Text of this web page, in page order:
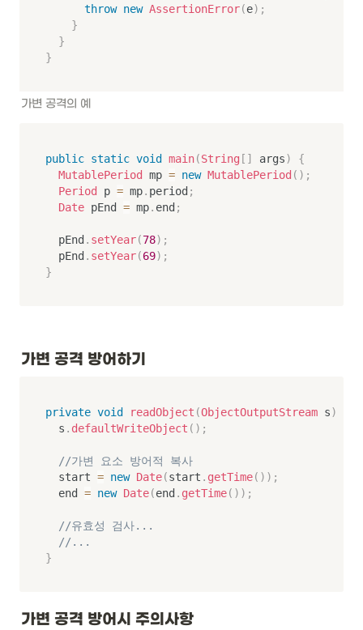
throw new AssertionError(e) ;
}
}
}
가변 공격의 예
public static void main(String [ ] args)
{
MutablePeriod
mp = new MutablePeriod ( ) ;
Period
p = mp. period ;
Date pEnd = mp. end ;
	pEnd
. setYear(78) ;
	pEnd
. setYear(69) ;
}
가변 공격 방어하기
private void readObject (ObjectOutputStream s)
	s
. defaultWriteObject ( ) ;
//가변 요소 방어적 복사
	start
= new Date(start . getTime( ) ) ;
	end
= new Date(end . getTime( ) ) ;
//유효성 검사...
//...
}
가변 공격 방어시 주의사항